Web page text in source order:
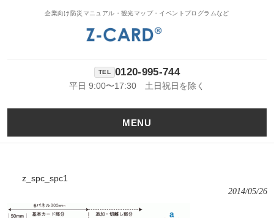
企業向け防災マニュアル・観光マップ・イベントプログラムなど
0120-995-744
平日 9:00〜17:30 土日祝日を除く
MENU
z_spc_spc1
2014/05/26